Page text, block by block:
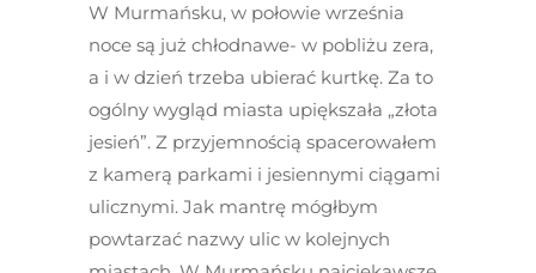
W Murmańsku, w połowie września
noce są już chłodnawe- w pobliżu zera,
a i w dzień trzeba ubierać kurtkę. Za to
ogólny wygląd miasta upiększała „złota
jesień”. Z przyjemnością spacerowałem
z kamerą parkami i jesiennymi ciągami
ulicznymi. Jak mantrę mógłbym
powtarzać nazwy ulic w kolejnych